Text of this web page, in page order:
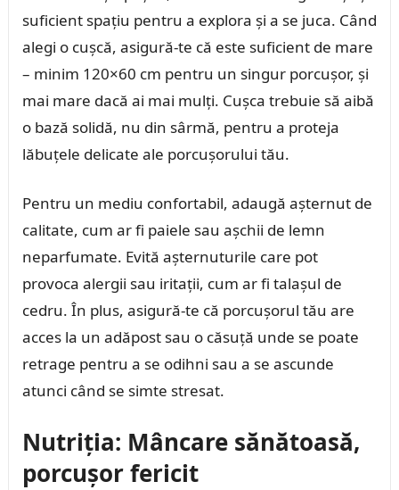
suficient spațiu pentru a explora și a se juca. Când
alegi o cușcă, asigură-te că este suficient de mare
– minim 120×60 cm pentru un singur porcușor, și
mai mare dacă ai mai mulți. Cușca trebuie să aibă
o bază solidă, nu din sârmă, pentru a proteja
lăbuțele delicate ale porcușorului tău.
Pentru un mediu confortabil, adaugă așternut de
calitate, cum ar fi paiele sau așchii de lemn
neparfumate. Evită așternuturile care pot
provoca alergii sau iritații, cum ar fi talașul de
cedru. În plus, asigură-te că porcușorul tău are
acces la un adăpost sau o căsuță unde se poate
retrage pentru a se odihni sau a se ascunde
atunci când se simte stresat.
Nutriția: Mâncare sănătoasă,
porcușor fericit